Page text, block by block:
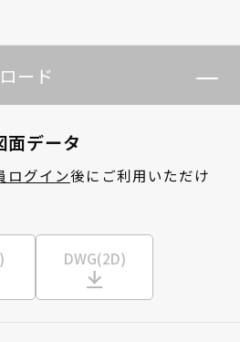
ード
面データ
ログイン後にご利用いただけ
DWG(2D)